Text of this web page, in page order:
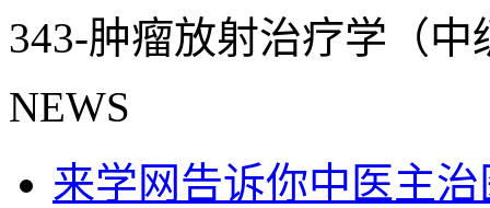
343-肿瘤放射治疗学（中
NEWS
来学网告诉你中医主